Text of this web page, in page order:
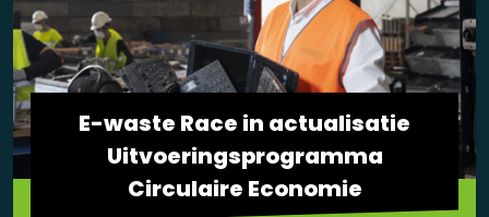
E-waste Race in actualisatie
Uitvoeringsprogramma
Circulaire Economie